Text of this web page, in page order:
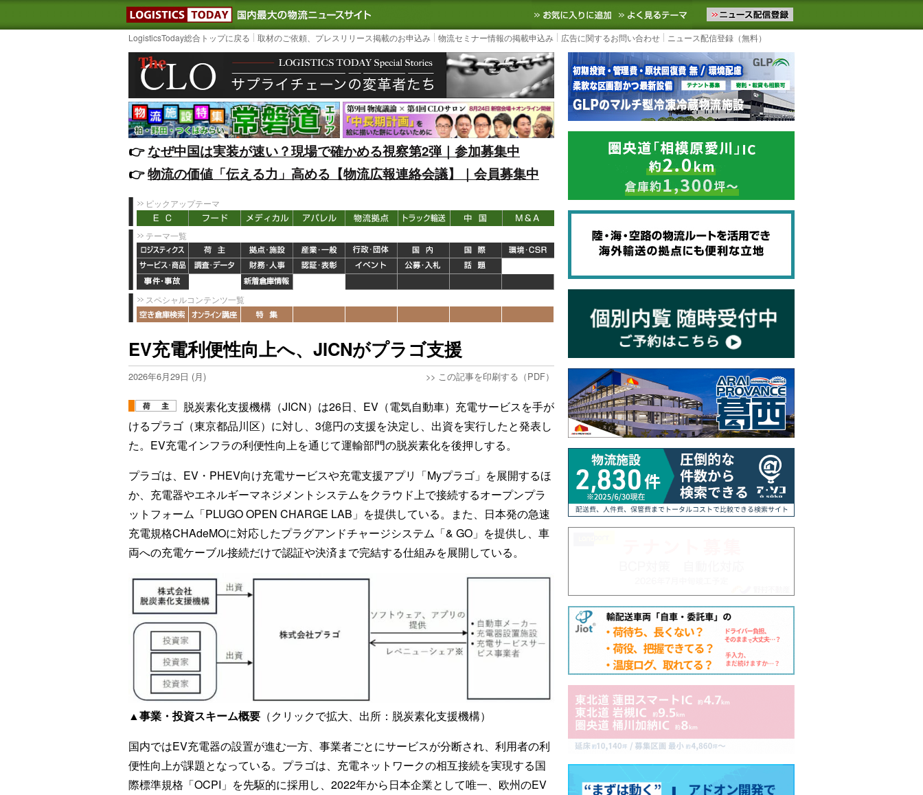
LOGISTICS TODAY｜国内最大の物流ニュースサイト3PL, SCMなど国内外の最新の物流ニュースをお届けします。物流ニュースメール配信を登録す
お気に入りに追加 よく見るテーマ
LogisticsToday総合トップに戻る 取材のご依頼、プレスリリース掲載のお申込み 物流セミナー情報の掲載申込み 広告に関するお問い合わせ ニュース配信登録（無料）
👉️なぜ中国は実装が速い？現場で確かめる視察第2弾｜参加募集中
👉️物流の価値「伝える力」高める【物流広報連絡会議】｜会員募集中
ピックアップテーマ
テーマ一覧
スペシャルコンテンツ一覧
EV充電利便性向上へ、JICNがプラゴ支援
2026年6月29日 (月) >> この記事を印刷する（PDF）
脱炭素化支援機構（JICN）は26日、EV（電気自動車）充電サービスを手が
けるプラゴ（東京都品川区）に対し、3億円の支援を決定し、出資を実行したと発表し
た。EV充電インフラの利便性向上を通じて運輸部門の脱炭素化を後押しする。
プラゴは、EV・PHEV向け充電サービスや充電支援アプリ「Myプラゴ」を展開するほ
か、充電器やエネルギーマネジメントシステムをクラウド上で接続するオープンプラ
ットフォーム「PLUGO OPEN CHARGE LAB」を提供している。また、日本発の急速
充電規格CHAdeMOに対応したプラグアンドチャージシステム「& GO」を提供し、車
両への充電ケーブル接続だけで認証や決済まで完結する仕組みを展開している。
▲事業・投資スキーム概要 （クリックで拡大、出所：脱炭素化支援機構）
国内ではEV充電器の設置が進む一方、事業者ごとにサービスが分断され、利用者の利
便性向上が課題となっている。プラゴは、充電ネットワークの相互接続を実現する国
際標準規格「OCPI」を先駆的に採用し、2022年から日本企業として唯一、欧州のEV